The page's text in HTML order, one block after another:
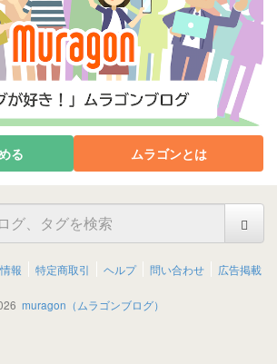
る ムラゴンとは
報 特定商取引 ヘルプ 問い合わせ 広告掲載
muragon（ムラゴンブログ）